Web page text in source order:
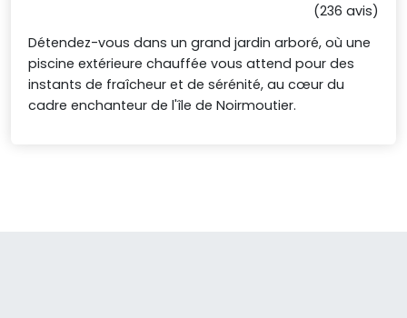
(236 avis)
Détendez-vous dans un grand jardin arboré, où une
piscine extérieure chauffée vous attend pour des
instants de fraîcheur et de sérénité, au cœur du
cadre enchanteur de l'île de Noirmoutier.